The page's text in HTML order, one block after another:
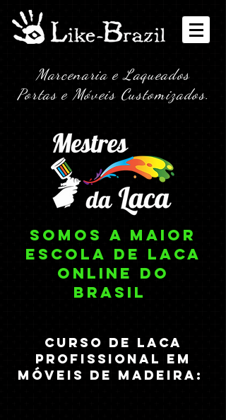
Marcenaria e Laqueados
Portas e Móveis Customizados.
somos a Maior
escola de laca
online do
brasil
Curso de laca
profissional em
móveis de madeira: